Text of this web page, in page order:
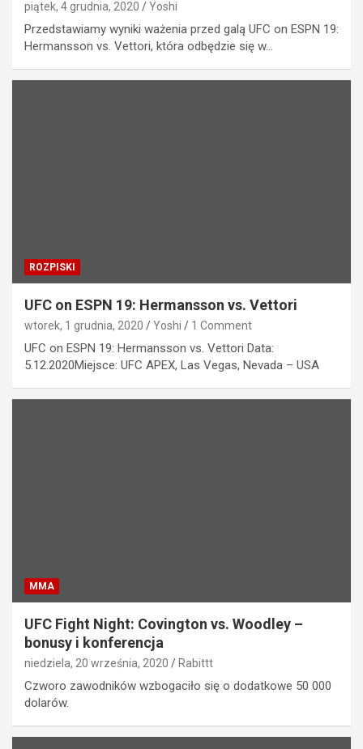
piątek, 4 grudnia, 2020 Yoshi
Przedstawiamy wyniki ważenia przed galą UFC on ESPN 19:
Hermansson vs. Vettori, która odbędzie się w…
ROZPISKI
UFC on ESPN 19: Hermansson vs. Vettori
wtorek, 1 grudnia, 2020 Yoshi 1 Comment
UFC on ESPN 19: Hermansson vs. Vettori Data:
5.12.2020Miejsce: UFC APEX, Las Vegas, Nevada – USA
MMA
UFC Fight Night: Covington vs. Woodley –
bonusy i konferencja
niedziela, 20 września, 2020 Rabittt
Czworo zawodników wzbogaciło się o dodatkowe 50 000
dolarów.